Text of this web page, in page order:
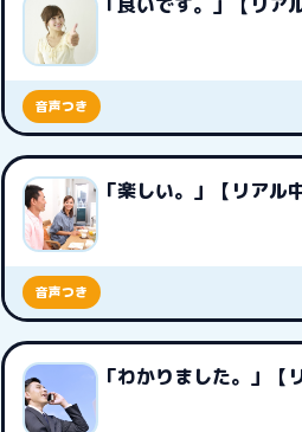
音声つき
「楽しい。」【リアル
音声つき
「わかりました。」【